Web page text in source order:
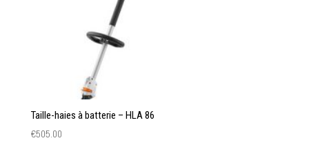
Taille-haies à batterie – HLA 86
€505.00